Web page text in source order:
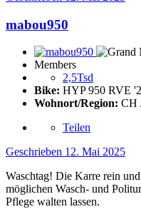
mabou950
Members
2,5Tsd
Bike: HYP 950 RVE
Wohnort/Region: CH
Teilen
Geschrieben 12. Mai 2025
Waschtag! Die Karre rein
möglichen Wasch- und
Pflege walten lassen.